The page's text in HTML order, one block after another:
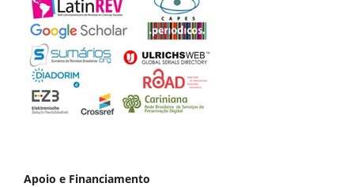
Apoio e Financiamento